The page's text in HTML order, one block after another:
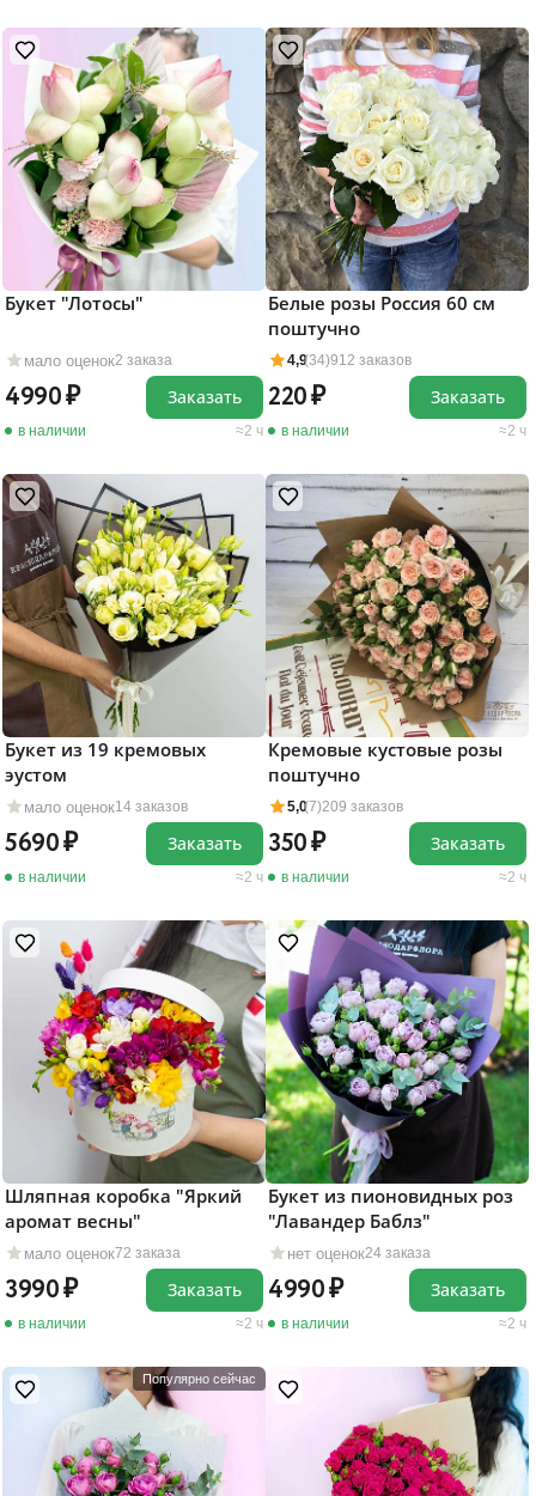
мало оценок2 заказа
Букет "Лотосы"
4990
в наличии 2 ч
Заказать
4,9(34)912 заказов
Белые розы Россия 60 см
поштучно
220
в наличии 2 ч
Заказать
мало оценок14 заказов
Букет из 19 кремовых
эустом
5690
в наличии 2 ч
Заказать
5,0(7)209 заказов
Кремовые кустовые розы
поштучно
350
в наличии 2 ч
Заказать
мало оценок72 заказа
Шляпная коробка "Яркий
аромат весны"
3990
в наличии 2 ч
Заказать
нет оценок24 заказа
Букет из пионовидных роз
"Лавандер Баблз"
4990
в наличии 2 ч
Заказать
Популярно сейчас